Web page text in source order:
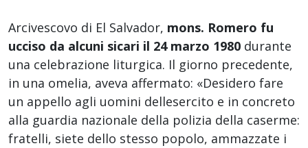
Arcivescovo di El Salvador, mons. Romero fu
ucciso da alcuni sicari il 24 marzo 1980 durante
una celebrazione liturgica. Il giorno precedente,
in una omelia, aveva affermato: «Desidero fare
un appello agli uomini dellesercito e in concreto
alla guardia nazionale della polizia della caserme:
fratelli, siete dello stesso popolo, ammazzate i